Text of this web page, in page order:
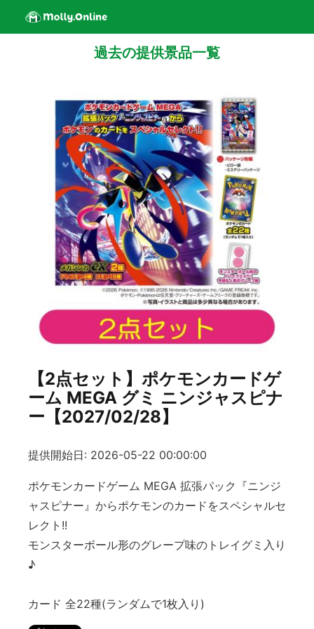
過去の提供景品一覧
【2点セット】ポケモンカードゲ
ーム MEGA グミ ニンジャスピナ
ー【2027/02/28】
提供開始日: 2026-05-22 00:00:00
ポケモンカードゲーム MEGA 拡張パック『ニンジ
ャスピナー』からポケモンのカードをスペシャルセ
レクト!!
モンスターボール形のグレープ味のトレイグミ入り
♪
カード 全22種(ランダムで1枚入り)